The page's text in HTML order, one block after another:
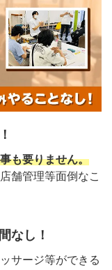
も要りません。
舗管理等面倒なこ
なし！
サージ等ができる